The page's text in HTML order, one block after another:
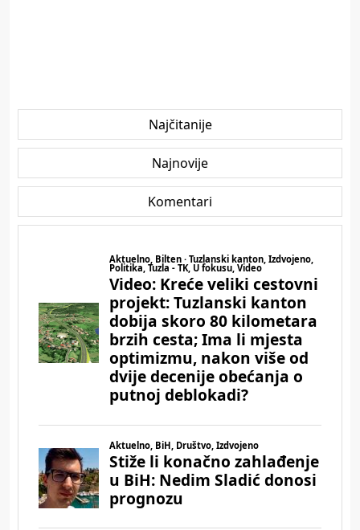
Najčitanije
Najnovije
Komentari